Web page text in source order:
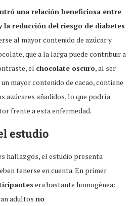
una relación beneficiosa entre
la reducción del riesgo de diabetes
al mayor contenido de azúcar y
que a la larga puede contribuir a
el chocolate oscuro, al ser
mayor contenido de cacao, contiene
azúcares añadidos, lo que podría
frente a esta enfermedad.
estudio
hallazgos, el estudio presenta
tenerse en cuenta. En primer
era bastante homogénea:
adultos no